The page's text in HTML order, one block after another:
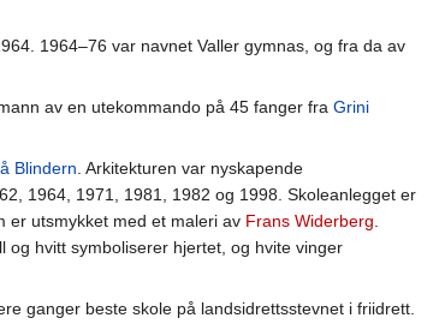
1964–76 var navnet Valler gymnas, og fra da av
av en utekommando på 45 fanger fra Grini
Blindern. Arkitekturen var nyskapende
1964, 1971, 1981, 1982 og 1998. Skoleanlegget er
er utsmykket med et maleri av Frans Widerberg.
og hvitt symboliserer hjertet, og hvite vinger
ganger beste skole på landsidrettsstevnet i friidrett.